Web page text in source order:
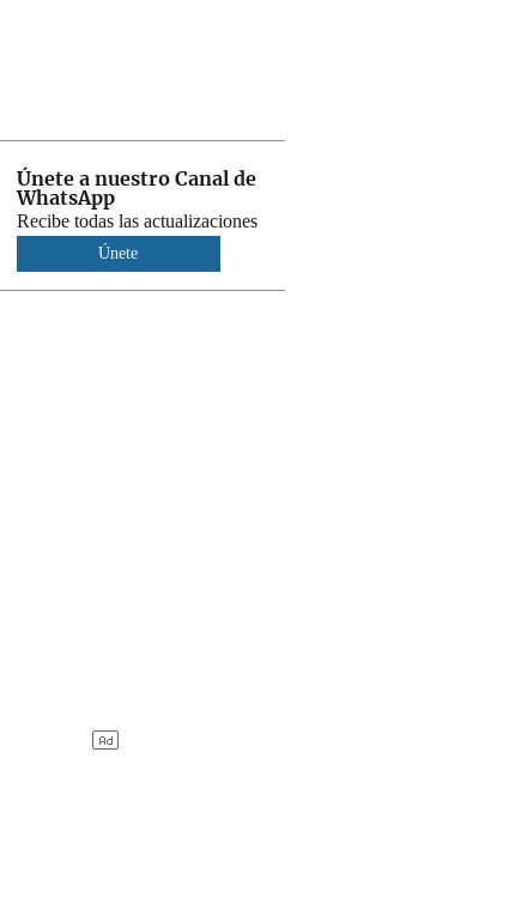
Únete a nuestro Canal de
WhatsApp
Recibe todas las actualizaciones
Únete